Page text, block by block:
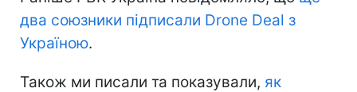
два союзники підписали Drone Deal з
Україною.
Також ми писали та показували, як